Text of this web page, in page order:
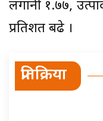
लगानी १.७७,
प्रतिशत बढे ।
प्रतिक्रिया